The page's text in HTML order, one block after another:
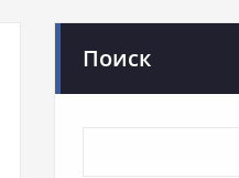
Поиск